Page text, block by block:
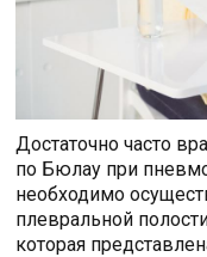
Достаточно часто
по Бюлау при
необходимо
плевральной
которая